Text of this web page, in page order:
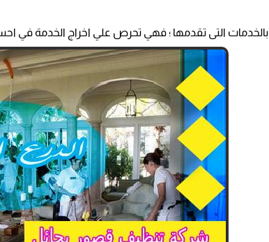
بالخدمات التى تقدمها ؛ فهي تحرص علي اخراج الخدمة في